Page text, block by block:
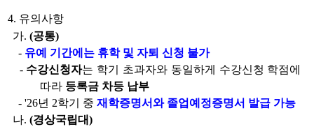
4. 유의사항
가. (공통)
- 유예 기간에는 휴학 및 자퇴 신청 불가
- 수강신청자는 학기 초과자와 동일하게 수강신청 학점에
따라 등록금 차등 납부
- '26년 2학기 중 재학증명서와 졸업예정증명서 발급 가능
나. (경상국립대)